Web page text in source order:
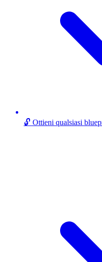
🔓 Ottieni qualsiasi